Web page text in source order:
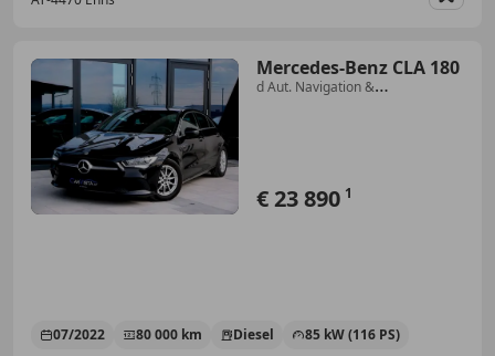
Mercedes-Benz CLA 180
d Aut. Navigation &
€ 23 890 1
07/2022 80 000 km Diesel
85 kW (116 PS)